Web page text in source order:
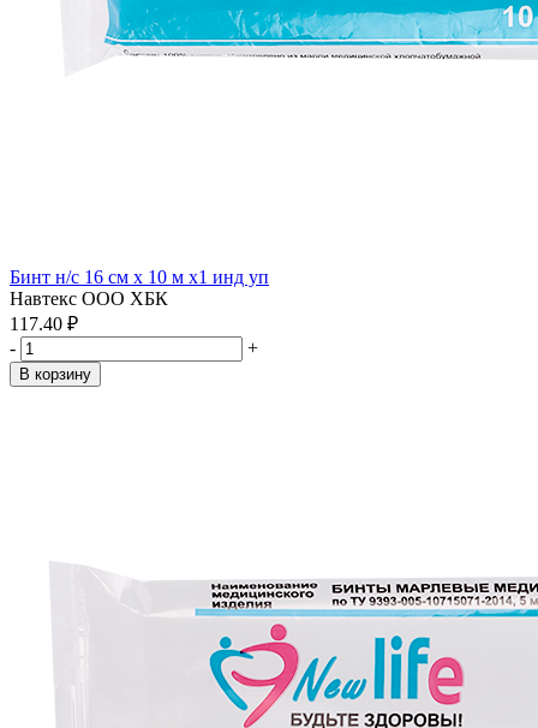
Бинт н/с 16 см х 10 м x1 инд уп
Навтекс ООО ХБК
117.40 ₽
-
+
В корзину